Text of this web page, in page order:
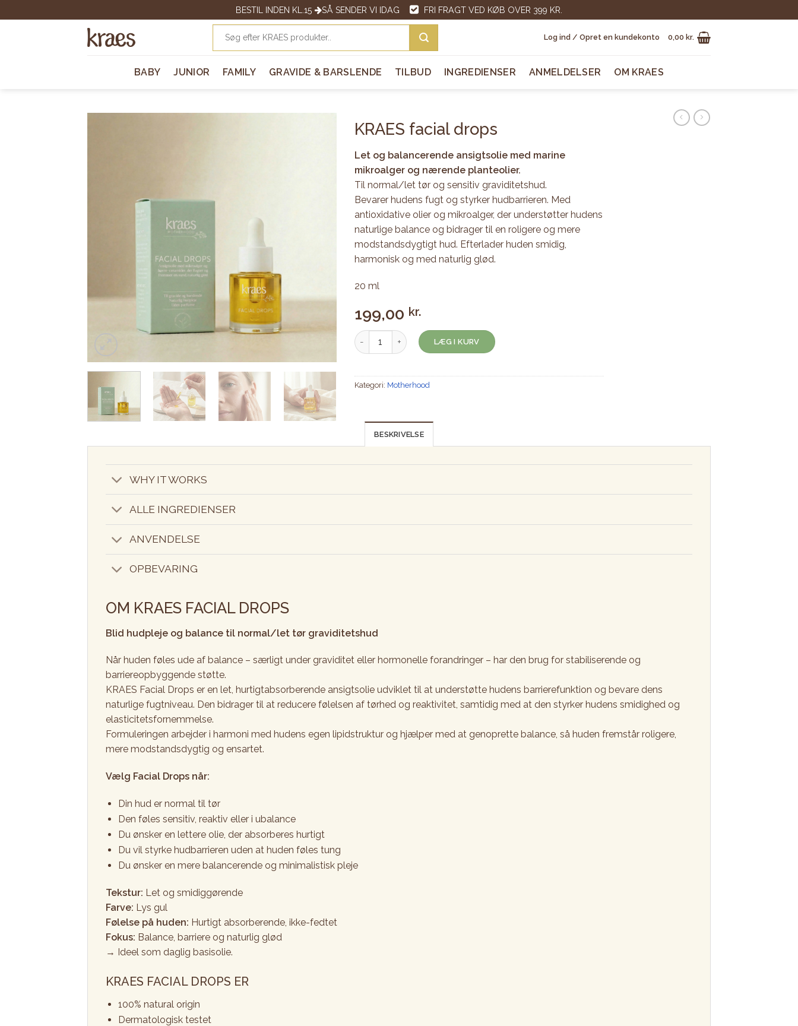
to
BESTIL INDEN KL.15 SÅ SENDER VI IDAG FRI FRAGT VED KØB OVER 399 KR.
Log ind / Opret en kundekonto 0,00 kr.
BABY JUNIOR FAMILY GRAVIDE & BARSLENDE TILBUD INGREDIENSER ANMELDELSER OM KRAES
KRAES facial drops
Let og balancerende ansigtsolie med marine
mikroalger og nærende planteolier.
Til normal/let tør og sensitiv graviditetshud.
Bevarer hudens fugt og styrker hudbarrieren. Med
antioxidative olier og mikroalger, der understøtter hudens
naturlige balance og bidrager til en roligere og mere
modstandsdygtigt hud. Efterlader huden smidig,
harmonisk og med naturlig glød.
20 ml
199,00 kr.
KRAES facial drops antal
LÆG I KURV
Kategori: Motherhood
BESKRIVELSE
WHY IT WORKS
ALLE INGREDIENSER
ANVENDELSE
OPBEVARING
OM KRAES FACIAL DROPS
Blid hudpleje og balance til normal/let tør graviditetshud
Når huden føles ude af balance – særligt under graviditet eller hormonelle forandringer – har den brug for stabiliserende og
barriereopbyggende støtte.
KRAES Facial Drops er en let, hurtigtabsorberende ansigtsolie udviklet til at understøtte hudens barrierefunktion og bevare dens
naturlige fugtniveau. Den bidrager til at reducere følelsen af tørhed og reaktivitet, samtidig med at den styrker hudens smidighed og
elasticitetsfornemmelse.
Formuleringen arbejder i harmoni med hudens egen lipidstruktur og hjælper med at genoprette balance, så huden fremstår roligere,
mere modstandsdygtig og ensartet.
Vælg Facial Drops når:
Din hud er normal til tør
Den føles sensitiv, reaktiv eller i ubalance
Du ønsker en lettere olie, der absorberes hurtigt
Du vil styrke hudbarrieren uden at huden føles tung
Du ønsker en mere balancerende og minimalistisk pleje
Tekstur: Let og smidiggørende
Farve: Lys gul
Følelse på huden: Hurtigt absorberende, ikke-fedtet
Fokus: Balance, barriere og naturlig glød
→ Ideel som daglig basisolie.
KRAES FACIAL DROPS ER
100% natural origin
Dermatologisk testet